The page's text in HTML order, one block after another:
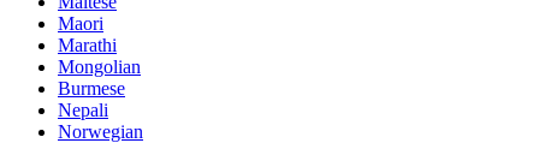
Maori
Marathi
Mongolian
Burmese
Nepali
Norwegian